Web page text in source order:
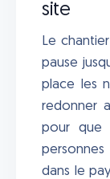
site
Le
pause
place les
redonner
pour que
dans le